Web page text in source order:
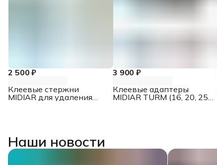
2 500 ₽
Клеевые стержни
MIDIAR для удаления
3 900 ₽
Клеевые адаптеры
MIDIAR TURM (16, 20, 25
Наши новости